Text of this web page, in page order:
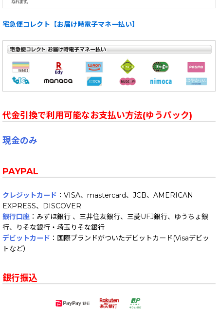
宅急便コレクト【お届け時電子マネー払い】
代金引換で利用可能なお支払い方法(ゆうパック)
現金のみ
PAYPAL
クレジットカード ：VISA、mastercard、JCB、AMERICAN
EXPRESS、DISCOVER
銀行口座 ：みずほ銀行 、三井住友銀行、三菱UFJ銀行、ゆうちょ銀
行、りそな銀行・埼玉りそな銀行
デビットカード ：国際ブランドがついたデビットカード(Visaデビッ
トなど）
銀行振込